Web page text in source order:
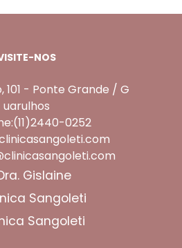
NOS
101 - Ponte Grande / G
uarulhos
0252
Gislaine
Sangoleti
Sangoleti